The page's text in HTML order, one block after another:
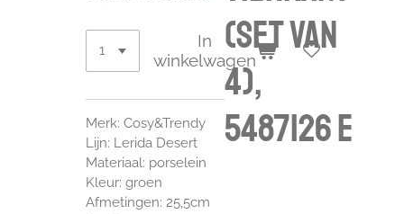
(SET VAN
4),
5487126 E
In
winkelwagen
Merk: Cosy&Trendy
Lijn: Lerida Desert
Materiaal: porselein
Kleur: groen
Afmetingen: 25,5cm